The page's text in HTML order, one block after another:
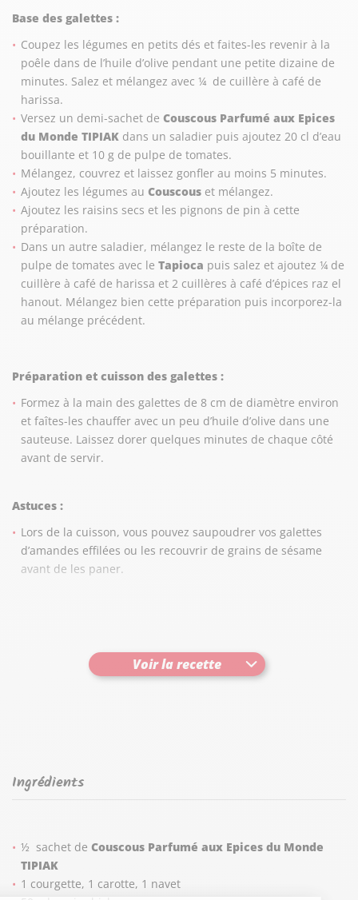
Base des galettes :
Coupez les légumes en petits dés et faites-les revenir à la
poêle dans de l’huile d’olive pendant une petite dizaine de
minutes. Salez et mélangez avec ¼ de cuillère à café de
harissa.
Versez un demi-sachet deCouscous Parfumé aux Epices
du Monde TIPIAK dans un saladier puis ajoutez 20 cl d’eau
bouillante et 10 g de pulpe de tomates.
­Mélangez, couvrez et laissez gonfler au moins 5 minutes.
Ajoutez les légumes auCouscous et mélangez.
Ajoutez les raisins secs et les pignons de pin à cette
préparation.
Dans un autre saladier, mélangez le reste de la boîte de
pulpe de tomates avec leTapioca puis salez et ajoutez ¼ de
cuillère à café de harissa et 2 cuillères à café d’épices raz el
hanout. Mélangez bien cette préparation puis incorporez-la
au mélange précédent.
Préparation et cuisson des galettes :
Formez à la main des galettes de 8 cm de diamètre environ
et faîtes-les chauffer avec un peu d’huile d’olive dans une
sauteuse. Laissez dorer quelques minutes de chaque côté
avant de servir.
Astuces :
Lors de la cuisson, vous pouvez saupoudrer vos galettes
d’amandes effilées ou les recouvrir de grains de sésame
avant de les paner.
Selon le Programme National Nutrition Santé, nos apports
en Glucides, doivent représenter au moins 50% de notre
Voir la recette
Ingrédients
½ sachet deCouscous Parfumé aux Epices du Monde
TIPIAK
1 courgette, 1 carotte, 1 navet